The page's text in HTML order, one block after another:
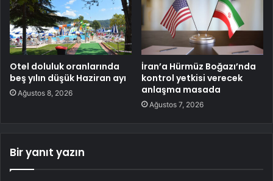
Otel doluluk oranlarında
beş yılın düşük Haziran ayı
Ağustos 8, 2026
İran’a Hürmüz Boğazı’nda
kontrol yetkisi verecek
anlaşma masada
Ağustos 7, 2026
Bir yanıt yazın